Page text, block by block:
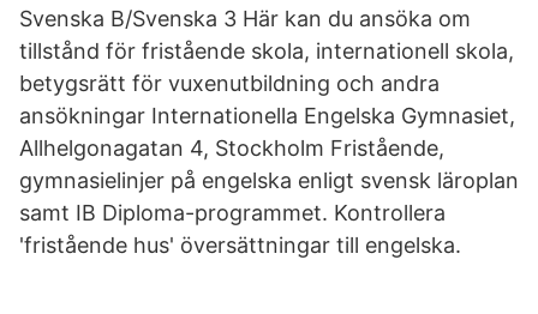
Svenska B/Svenska 3 Här kan du ansöka om
tillstånd för fristående skola, internationell skola,
betygsrätt för vuxenutbildning och andra
ansökningar Internationella Engelska Gymnasiet,
Allhelgonagatan 4, Stockholm Fristående,
gymnasielinjer på engelska enligt svensk läroplan
samt IB Diploma-programmet. Kontrollera
'fristående hus' översättningar till engelska.